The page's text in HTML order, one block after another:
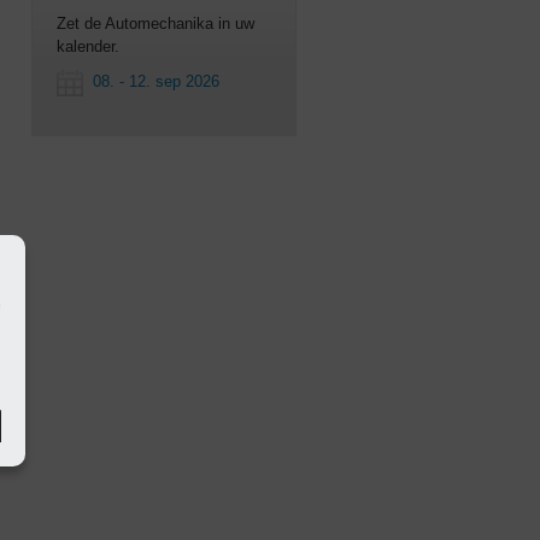
Zet de Automechanika in uw
kalender.
08. - 12. sep 2026